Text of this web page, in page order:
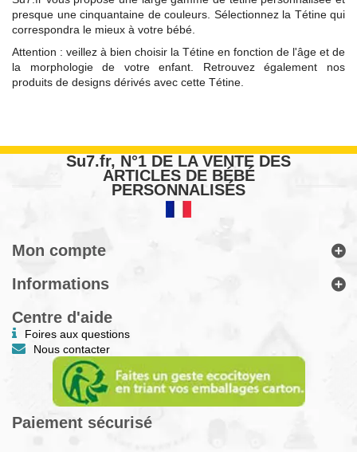
presque une cinquantaine de couleurs. Sélectionnez la Tétine qui
correspondra le mieux à votre bébé.
Attention : veillez à bien choisir la Tétine en fonction de l'âge et de
la morphologie de votre enfant. Retrouvez également nos
produits de designs dérivés avec cette Tétine.
Su7.fr, N°1 DE LA VENTE DES
ARTICLES DE BÉBÉ
PERSONNALISÉS
Mon compte
Informations
Centre d'aide
Foires aux questions
Nous contacter
Paiement sécurisé